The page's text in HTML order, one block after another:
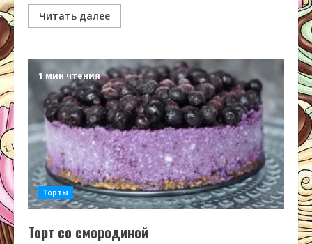
Читать далее
1 мин чтения
Торты
Торт со смородиной